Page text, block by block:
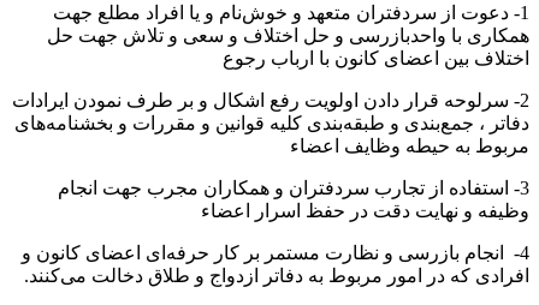
1- دعوت از سردفتران متعهد و خوش‌نام و یا افراد مطلع جهت
همکاری با واحدبازرسی و حل اختلاف و سعی و تلاش جهت حل
اختلاف بین اعضای کانون با ارباب رجوع
2- سرلوحه قرار دادن اولویت رفع اشکال و بر طرف نمودن ایرادات
دفاتر ، جمع‌بندی و طبقه‌بندی کلیه قوانین و مقررات و بخشنامه‌های
مربوط به حیطه وظایف اعضاء
3- استفاده از تجارب سردفتران و همکاران مجرب جهت انجام
وظیفه و نهایت دقت در حفظ اسرار اعضاء
4- انجام بازرسی و نظارت مستمر بر کار حرفه‌ای اعضای کانون و
افرادی که در امور مربوط به دفاتر ازدواج و طلاق دخالت می‌کنند.